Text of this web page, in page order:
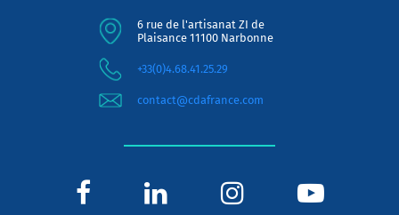
6 rue de l'artisanat ZI de
Plaisance 11100 Narbonne
+33(0)4.68.41.25.29
contact@cdafrance.com